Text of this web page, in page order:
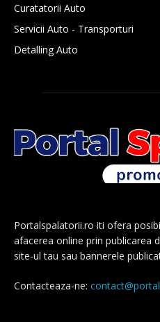
Curatatorii Auto
Servicii Auto - Transporturi
Detalling Auto
Portalspalatorii.ro iti ofera
afacerea online prin publicarea
site-ul tau sau bannerele
Contacteaza-ne: